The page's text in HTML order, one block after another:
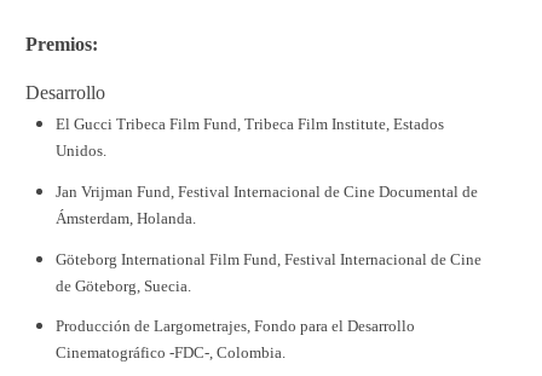
Premios:
Desarrollo
El Gucci Tribeca Film Fund, Tribeca Film Institute, Estados
Unidos.
Jan Vrijman Fund, Festival Internacional de Cine Documental de
Ámsterdam, Holanda.
Göteborg International Film Fund, Festival Internacional de Cine
de Göteborg, Suecia.
Producción de Largometrajes, Fondo para el Desarrollo
Cinematográfico -FDC-, Colombia.